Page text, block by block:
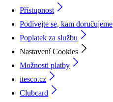
Přístupnost
Podívejte se, kam doručujeme
Poplatek za službu
Nastavení Cookies
Možnosti platby
itesco.cz
Clubcard